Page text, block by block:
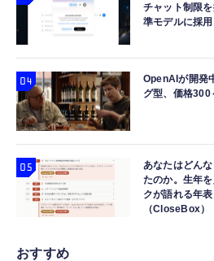
チャット制限
準モデルに採用
OpenAIが開発
グ型、価格300
あなたはどん
たのか。生年
クが語れる年
（CloseBox）
おすすめ